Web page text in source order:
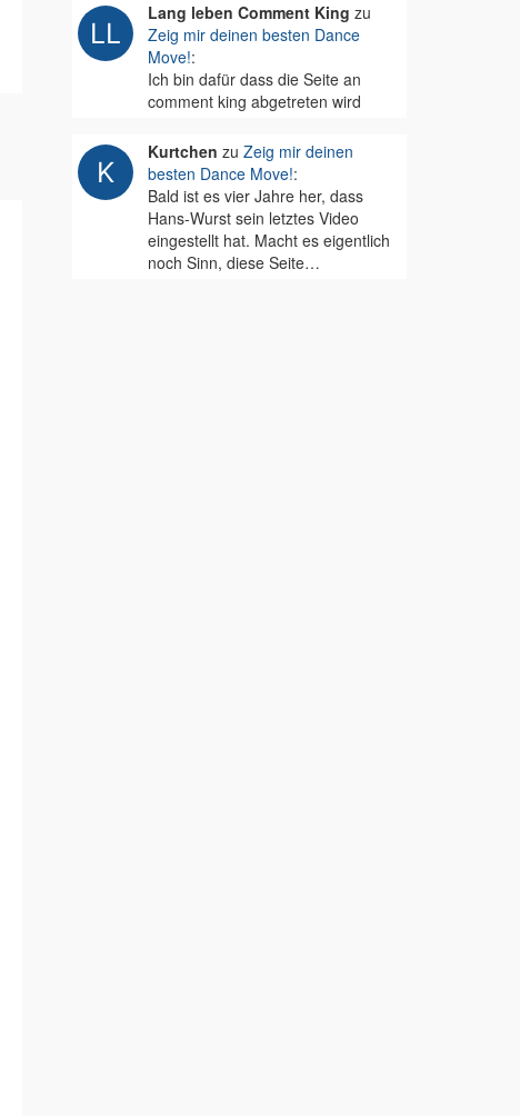
Lang leben Comment King zu
Zeig mir deinen besten Dance
Move!:
Ich bin dafür dass die Seite an
comment king abgetreten wird
Kurtchen zu Zeig mir deinen
besten Dance Move!:
Bald ist es vier Jahre her, dass
Hans-Wurst sein letztes Video
eingestellt hat. Macht es eigentlich
noch Sinn, diese Seite…